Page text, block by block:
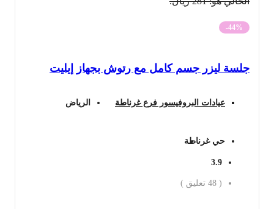
-44%
جلسة ليزر جسم كامل مع رتوش بجهاز إيليت
عيادات البروفيسور فرع غرناطة الرياض
حي غرناطة
3.9
48 تعليق )